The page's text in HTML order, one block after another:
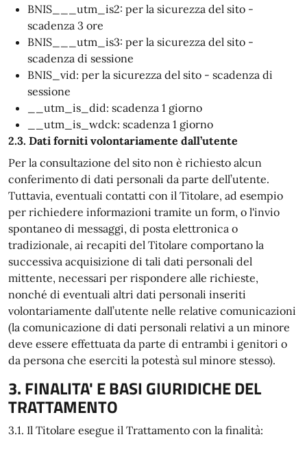
BNIS___utm_is2: per la sicurezza del sito -
scadenza 3 ore
BNIS___utm_is3: per la sicurezza del sito -
scadenza di sessione
BNIS_vid: per la sicurezza del sito - scadenza di
sessione
__utm_is_did: scadenza 1 giorno
__utm_is_wdck: scadenza 1 giorno
2.3. Dati forniti volontariamente dall’utente
Per la consultazione del sito non è richiesto alcun
conferimento di dati personali da parte dell’utente.
Tuttavia, eventuali contatti con il Titolare, ad esempio
per richiedere informazioni tramite un form, o l'invio
spontaneo di messaggi, di posta elettronica o
tradizionale, ai recapiti del Titolare comportano la
successiva acquisizione di tali dati personali del
mittente, necessari per rispondere alle richieste,
nonché di eventuali altri dati personali inseriti
volontariamente dall’utente nelle relative comunicazioni
(la comunicazione di dati personali relativi a un minore
deve essere effettuata da parte di entrambi i genitori o
da persona che eserciti la potestà sul minore stesso).
3. FINALITA' E BASI GIURIDICHE DEL
TRATTAMENTO
3.1. Il Titolare esegue il Trattamento con la finalità: